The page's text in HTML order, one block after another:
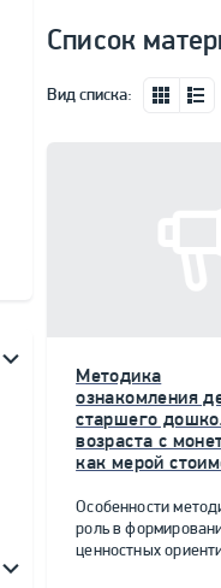
Список
Вид списка:
Методика
ознакомления
старшего
возраста с
как мерой
Особенности
роль в
ценностных